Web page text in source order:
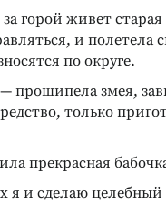
горой живет
и полетела
по округе.
змея,
только
прекрасная
я и сделаю